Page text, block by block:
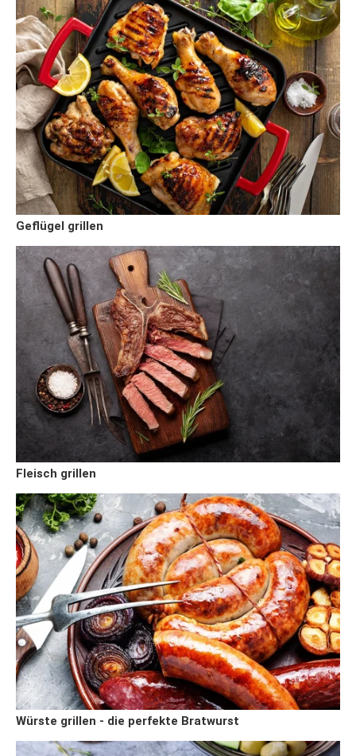
Geflügel grillen
Fleisch grillen
Würste grillen - die perfekte Bratwurst